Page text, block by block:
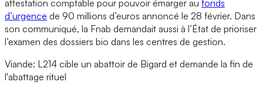
attestation comptable pour pouvoir émarger au fonds
d’urgence de 90 millions d’euros annoncé le 28 février. Dans
son communiqué, la Fnab demandait aussi à l’État de prioriser
l’examen des dossiers bio dans les centres de gestion.
Viande: L214 cible un abattoir de Bigard et demande la fin de
l'abattage rituel